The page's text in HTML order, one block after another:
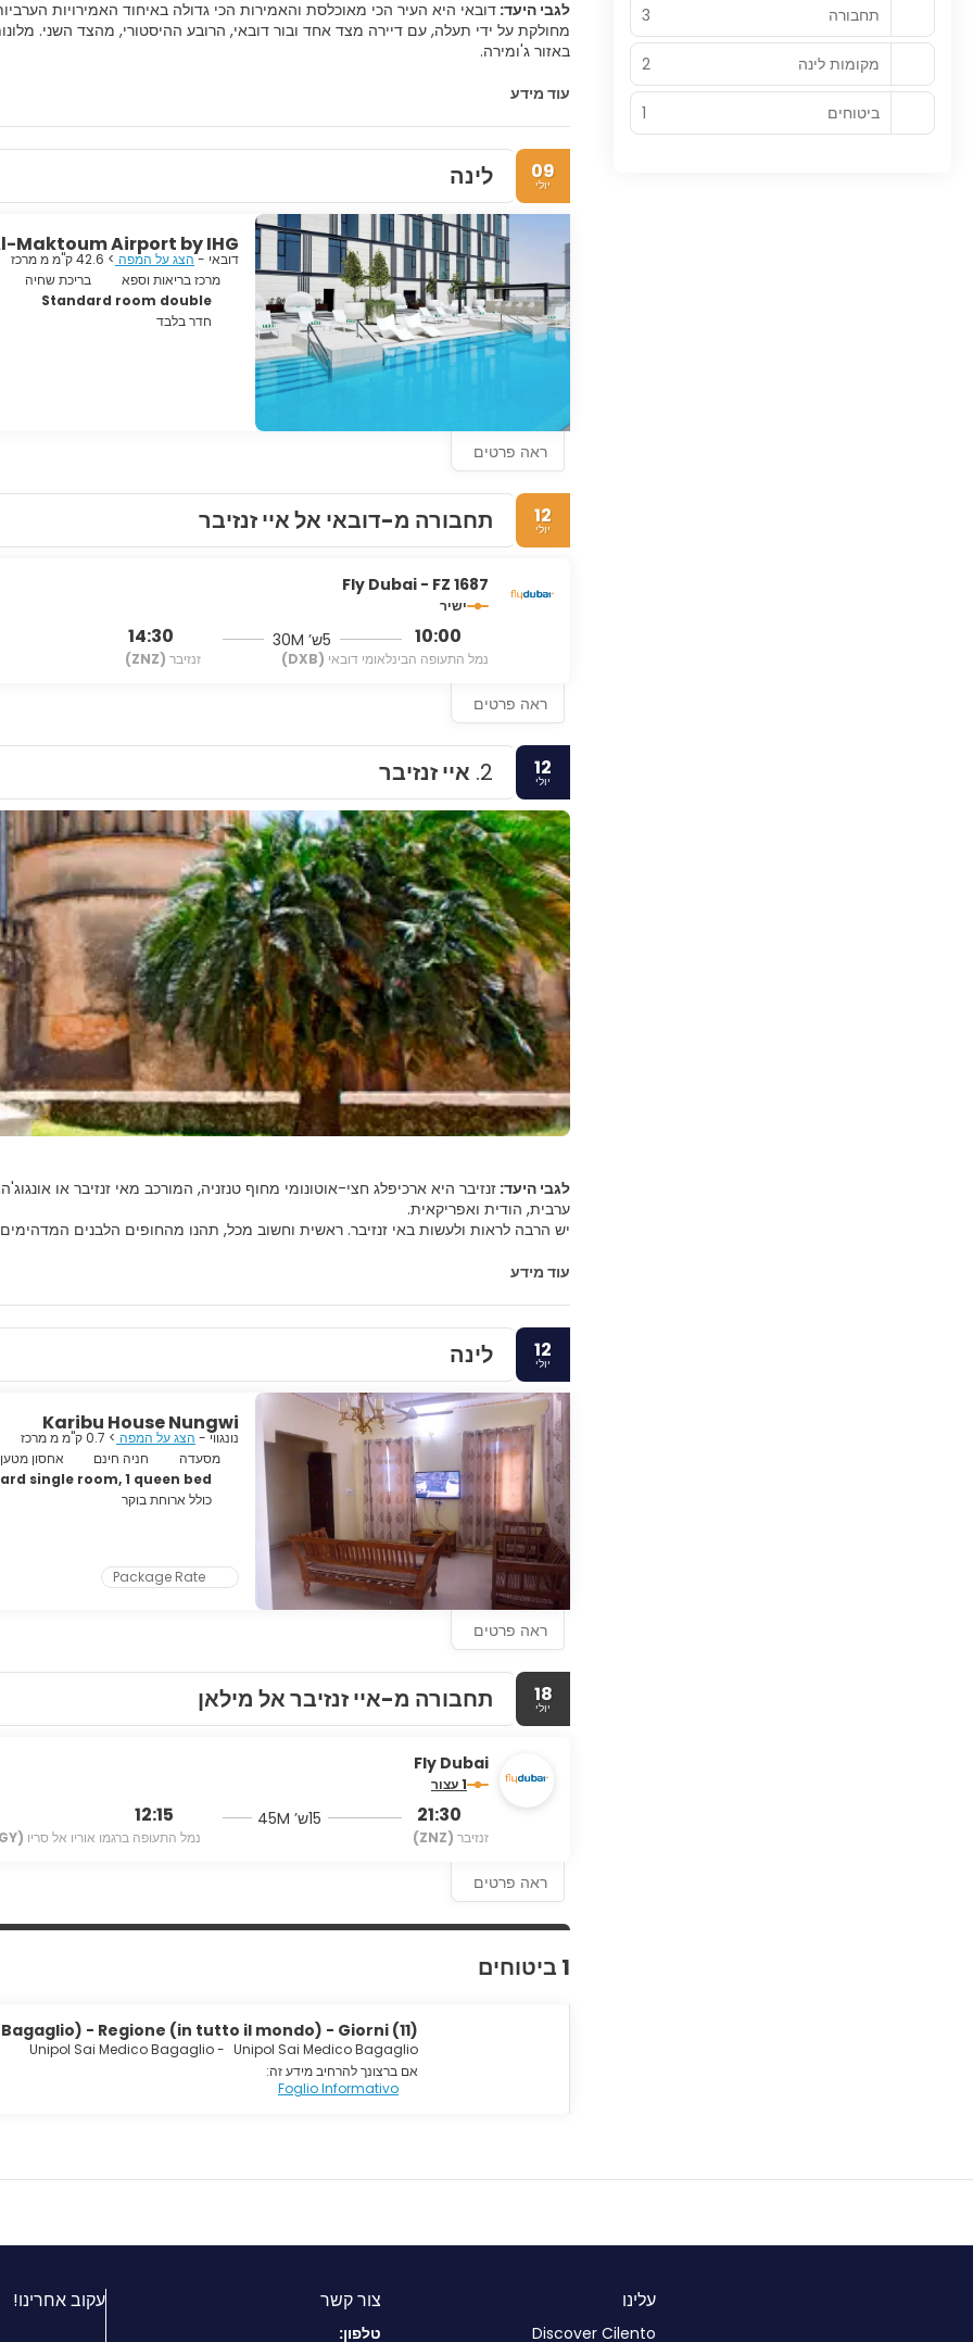
לגבי היעד: דובאי היא העיר הכי מאוכלסת והאמירות הכי גדולה באיחוד האמירויות
מחולקת על ידי תעלה, עם דיירה מצד אחד ובור דובאי, הרובע ההיסטורי, מהצד השני.
שנותר מחומת העיר העתיקה של דובאי. אטרקציה נוספת בדובאי היא מסגד ג'ומירה,
דובאי היא עיר מתקדמת שבפיתוח תמידי אך הצליחה לשמר את המסורת והתרבות שלה.
עוד מידע
09
יולי לינה
Maktoum Airport by IHG
דובאי -הצג על המפה > 42.6 ק"מ מ מרכז
מרכז בריאות וספא
בריכת שחיה
Standard room double
חדר בלבד
ראה פרטים
12
יולי תחבורה מ-דובאי אל איי זנזיבר
Fly Dubai - FZ 1687
ישיר
10:00
נמל התעופה הבינלאומי דובאי (DXB)
5ש’ 30M 14:30
זנזיבר (ZNZ)
ראה פרטים
12
יולי 2. איי זנזיבר
לגבי היעד: זנזיבר היא ארכיפלג חצי-אוטונומי מחוף טנזניה, המורכב מאי זנזיבר או
יש הרבה לראות ולעשות באי זנזיבר. ראשית וחשוב מכל, תהנו מהחופים הלבנים
עוד מידע
12
יולי לינה
Karibu House Nungwi
נונגווי - הצג על המפה > 0.7 ק"מ מ מרכז
מסעדה
חניה חינם
אחסון מטען
single room, 1 queen bed
כולל ארוחת בוקר
Package Rate
ראה פרטים
18
יולי תחבורה מ-איי זנזיבר אל מילאן
Fly Dubai
1 עצור
21:30
זנזיבר (ZNZ)
15ש’ 45M 12:15
נמל התעופה ברגמו אוריו אל סריו (BGY)
ראה פרטים
1 ביטוחים
- Regione (in tutto il mondo) - Giorni (11)
Unipol Sai Medico Bagaglio- Unipol Sai Medico Bagaglio
אם ברצונך להרחיב מידע זה:
Foglio Informativo
תחבורה 3
מקומות לינה 2
ביטוחים 1
עלינו
Discover Cilento
צור קשר
טלפון:
עקוב אחרינו!